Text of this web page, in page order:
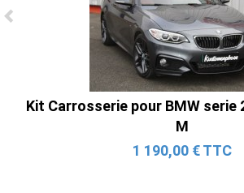
Kit Carrosserie pour BMW serie
M
1 190,00 € TTC